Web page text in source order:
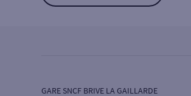
GARE SNCF BRIVE LA GAILLARDE